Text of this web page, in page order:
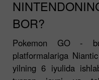
BOR?
Pokemon GO -
platformalariga
yilning 6 iyulida